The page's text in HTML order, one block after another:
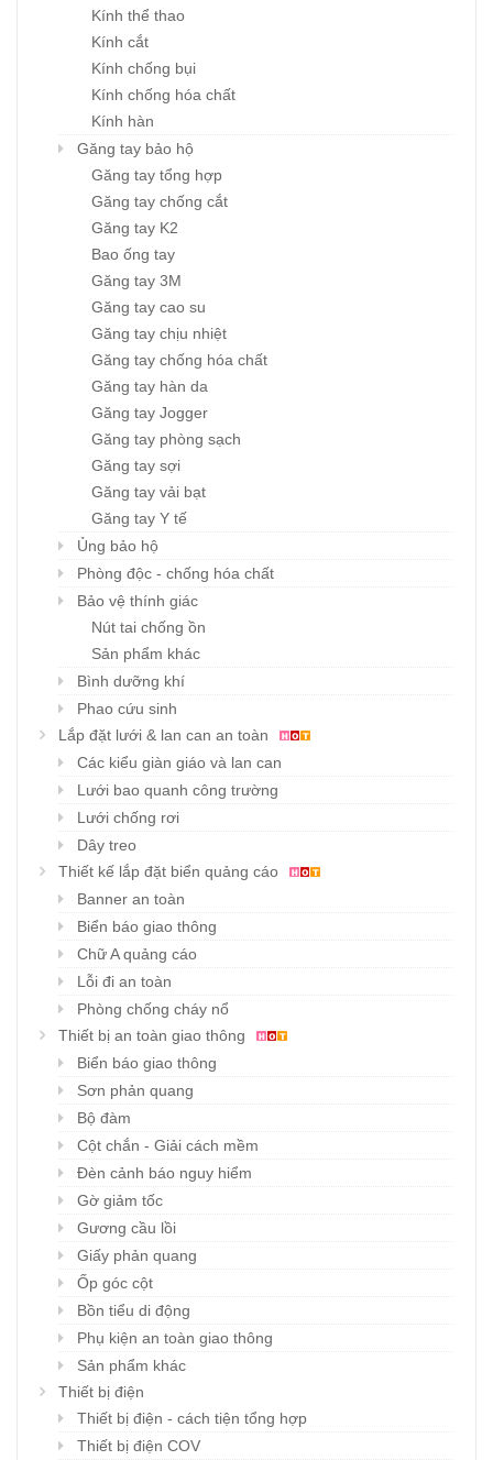
Kính thể thao
Kính cắt
Kính chống bụi
Kính chống hóa chất
Kính hàn
Găng tay bảo hộ
Găng tay tổng hợp
Găng tay chống cắt
Găng tay K2
Bao ống tay
Găng tay 3M
Găng tay cao su
Găng tay chịu nhiệt
Găng tay chống hóa chất
Găng tay hàn da
Găng tay Jogger
Găng tay phòng sạch
Găng tay sợi
Găng tay vải bạt
Găng tay Y tế
Ủng bảo hộ
Phòng độc - chống hóa chất
Bảo vệ thính giác
Nút tai chống ồn
Sản phẩm khác
Bình dưỡng khí
Phao cứu sinh
Lắp đặt lưới & lan can an toàn
Các kiểu giàn giáo và lan can
Lưới bao quanh công trường
Lưới chống rơi
Dây treo
Thiết kế lắp đặt biển quảng cáo
Banner an toàn
Biển báo giao thông
Chữ A quảng cáo
Lỗi đi an toàn
Phòng chống cháy nổ
Thiết bị an toàn giao thông
Biển báo giao thông
Sơn phản quang
Bộ đàm
Cột chắn - Giải cách mềm
Đèn cảnh báo nguy hiểm
Gờ giảm tốc
Gương cầu lồi
Giấy phản quang
Ốp góc cột
Bồn tiểu di động
Phụ kiện an toàn giao thông
Sản phẩm khác
Thiết bị điện
Thiết bị điện - cách tiện tổng hợp
Thiết bị điện COV